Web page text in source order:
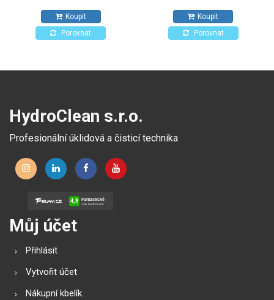
Koupit
Porovnat
Koupit
Porovnat
HydroClean s.r.o.
Profesionální úklidová a čisticí technika
Můj účet
Přihlásit
Vytvořit účet
Nákupní kbelík